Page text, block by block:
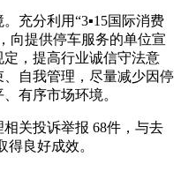
充分利用“3▪15国际消费
向提供停车服务的单位宣
，提高行业诚信守法意
自我管理，尽量减少因停
有序市场环境。
关投诉举报 68件，与去
得良好成效。